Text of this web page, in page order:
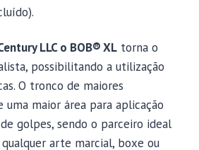
LLC o BOB® XL torna o
possibilitando a utilização
O tronco de maiores
uma maior área para aplicação
golpes, sendo o parceiro ideal
arte marcial, boxe ou